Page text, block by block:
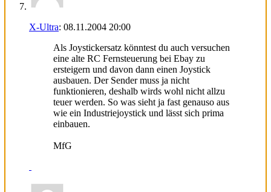
X-Ultra: 08.11.2004 20:00
Als Joystickersatz könntest du auch versuchen
eine alte RC Fernsteuerung bei Ebay zu
ersteigern und davon dann einen Joystick
ausbauen. Der Sender muss ja nicht
funktionieren, deshalb wirds wohl nicht allzu
teuer werden. So was sieht ja fast genauso aus
wie ein Industriejoystick und lässt sich prima
einbauen.
MfG